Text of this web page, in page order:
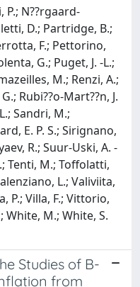
P.; N??rgaard-
D.; Partridge, B.;
F.; Pettorino,
G.; Puget, J. -L.;
M.; Renzi, A.;
Rubi??o-Mart??n, J.
Sandri, M.;
E. P. S.; Sirignano,
R.; Suur-Uski, A. -
Tenti, M.; Toffolatti,
L.; Valiviita,
P.; Villa, F.; Vittorio,
White, M.; White, S.
Studies of B-
from